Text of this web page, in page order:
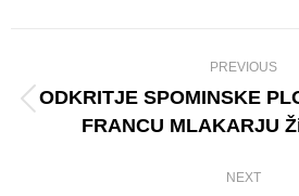
navigation
PREVIOUS
album:
ODKRITJE SPOMINSKE
FRANCU MLAKARJU
NEXT